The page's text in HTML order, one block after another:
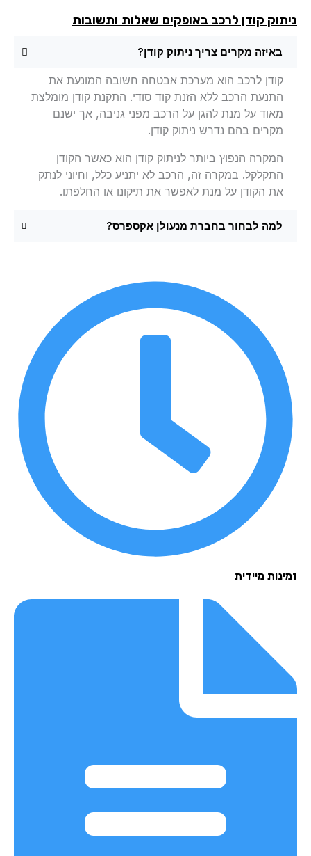
קודן לרכב באופקיםשאלות ותשובות
באיזה מקרים צריך ניתוק קודן?
קודן לרכב הוא מערכת אבטחה חשובה המונעת את
התנעת הרכב ללא הזנת קוד סודי. התקנת קודן מומלצת
מאוד על מנת להגן על הרכב מפני גניבה, אך ישנם
מקרים בהם נדרש ניתוק קודן.
המקרה הנפוץ ביותר לניתוק קודן הוא כאשר הקודן
התקלקל. במקרה זה, הרכב לא יתניע כלל, וחיוני לנתק
את הקודן על מנת לאפשר את תיקונו או החלפתו.
למה לבחור בחברת מנעולן אקספרס?
מיידית